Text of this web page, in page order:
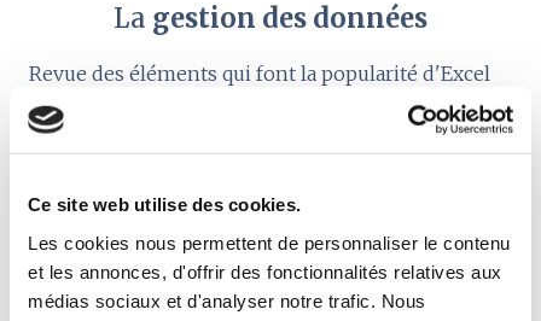
Ce site web utilise des cookies.
Les cookies nous permettent de personnaliser le contenu
et les annonces, d'offrir des fonctionnalités relatives aux
médias sociaux et d'analyser notre trafic. Nous
La gestion des données
Revue des éléments qui font la popularité d'Excel
dans les entreprises:
● Présentation de l
barres d'outils,
barres des menus,
indispensables pour retraiter les données